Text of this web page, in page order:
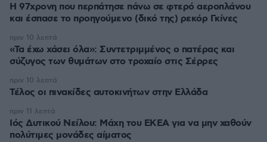
Η 97χρονη που περπάτησε πάνω σε φτερό αεροπλάνου
και έσπασε το προηγούμενο (δικό της) ρεκόρ Γκίνες
«Τα έχω χάσει όλα»: Συντετριμμένος ο πατέρας και
σύζυγος των θυμάτων στο τροχαίο στις Σέρρες
πριν 10 λεπτά
Τέλος οι πινακίδες αυτοκινήτων στην Ελλάδα
πριν 10 λεπτά
Ιός Δυτικού Νείλου: Μάχη του ΕΚΕΑ για να μην χαθούν
πολύτιμες μονάδες αίματος
πριν 11 λεπτά